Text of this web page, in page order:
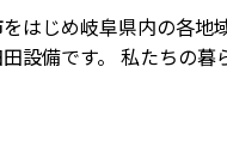
はじめ岐阜県内の各地
設備です。 私たちの暮